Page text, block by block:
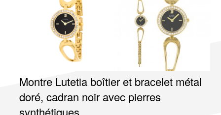
Montre Lutetia boîtier et bracelet métal
doré, cadran noir avec pierres
synthétiques